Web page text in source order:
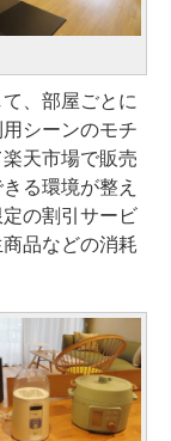
、部屋ごとに
シーンのモチ
天市場で販売
る環境が整え
の割引サービ
品などの消耗